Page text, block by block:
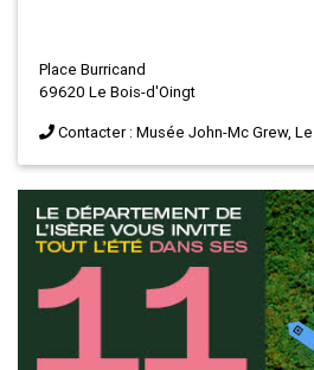
Place Burricand
69620 Le Bois-d'Oingt
Contacter : Musée John-Mc Grew,